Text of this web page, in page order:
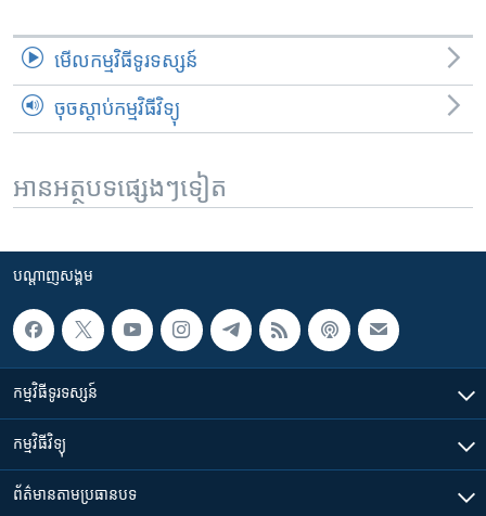
មើល​កម្មវិធី​ទូរទស្សន៍
ចុចស្តាប់កម្មវិធីវិទ្យុ
អានអត្ថបទផ្សេងៗទៀត
បណ្តាញ​សង្គម
កម្មវិធី​ទូរទស្សន៍
កម្មវិធី​វិទ្យុ
ព័ត៌មាន​តាមប្រធានបទ​